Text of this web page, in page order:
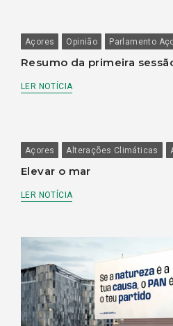
Açores Opinião Parlamento
Resumo da primeira
LER NOTÍCIA
Açores Alterações Climáticas
Elevar o mar
LER NOTÍCIA